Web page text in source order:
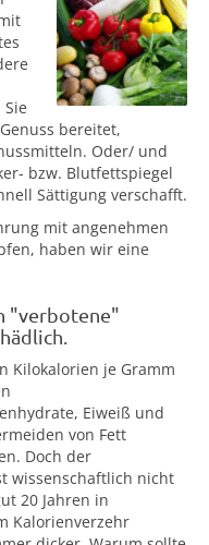
bereitet,
Oder/ und
bzw. Blutfettspiegel
Sättigung verschafft.
mit angenehmen
haben wir eine
"verbotene"
Kilokalorien je Gramm
Eiweiß und
von Fett
Doch der
wissenschaftlich nicht
20 Jahren in
Kalorienverzehr